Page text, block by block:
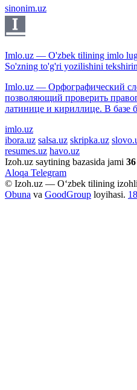
sinonim.uz
Imlo.uz — O'zbek tilining imlo
So'zning to'g'ri yozilishini
Imlo.uz — Орфографический
позволяющий проверить
латинице и кириллице. В базе
imlo.uz
ibora.uz salsa.uz skripka.uz
resumes.uz havo.uz
Izoh.uz saytining bazasida jami
Aloqa Telegram
© Izoh.uz — O‘zbek tilining
Obuna va GoodGroup loyihasi.